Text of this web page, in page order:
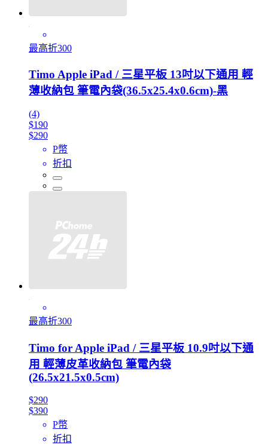
最高折300
Timo Apple iPad / 三星平板 13吋以下通用 輕
薄收納包 筆電內袋(36.5x25.4x0.6cm)-黑
(4)
$190
$290
P幣
折扣
最高折300
Timo for Apple iPad / 三星平板 10.9吋以下通
用 輕薄皮革收納包 筆電內袋
(26.5x21.5x0.5cm)
$290
$390
P幣
折扣